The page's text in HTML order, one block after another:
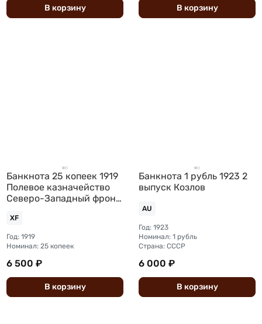
В корзину В корзину
Банкнота 25 копеек 1919
Полевое казначейство
Северо-Западный фронт
XF
Год: 1919
Номинал: 25 копеек
6 500 ₽
В корзину
Банкнота 1 рубль 1923 2
выпуск Козлов
AU
Год: 1923
Номинал: 1 рубль
Страна: СССР
6 000 ₽
В корзину